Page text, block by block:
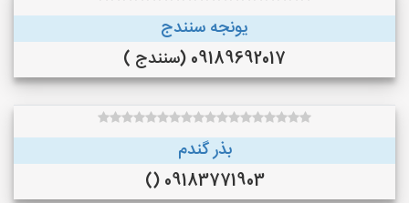
یونجه سنندج
09189692017 (سنندج )
بذر گندم
09183771903 ()